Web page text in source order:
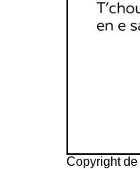
Copyright